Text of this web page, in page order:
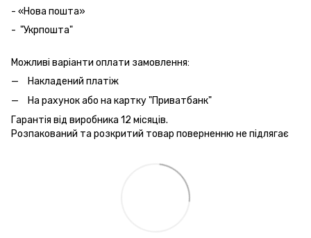
- «Нова пошта»
- "Укрпошта"
Можливі варіанти оплати замовлення:
Накладений платіж
На рахунок або на картку "Приватбанк"
Гарантія від виробника 12 місяців.
Розпакований та розкритий товар поверненню не підлягає